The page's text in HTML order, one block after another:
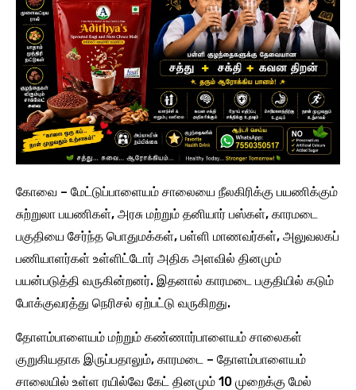
கோவை – மேட்டுப்பாளையம் சாலையை நீலகிரிக்கு பயணிக்கும்
சுற்றுலா பயணிகள், அரசு மற்றும் தனியார் பஸ்கள், காரமடை
பகுதியை சேர்ந்த பொதுமக்கள், பள்ளி மாணவர்கள், அலுவலகப்
பணியாளர்கள் உள்ளிட்டோர் அதிக அளவில் தினமும்
பயன்படுத்தி வருகின்றனர். இதனால் காரமடை பகுதியில் கடும்
போக்குவரத்து நெரிசல் ஏற்பட்டு வருகிறது.
தோளம்பாளையம் மற்றும் கண்ணார்பாளையம் சாலைகள்
குறுகியதாக இருப்பதாலும், காரமடை – தோளம்பாளையம்
சாலையில் உள்ள ரயில்வே கேட் தினமும் 10 முறைக்கு மேல்